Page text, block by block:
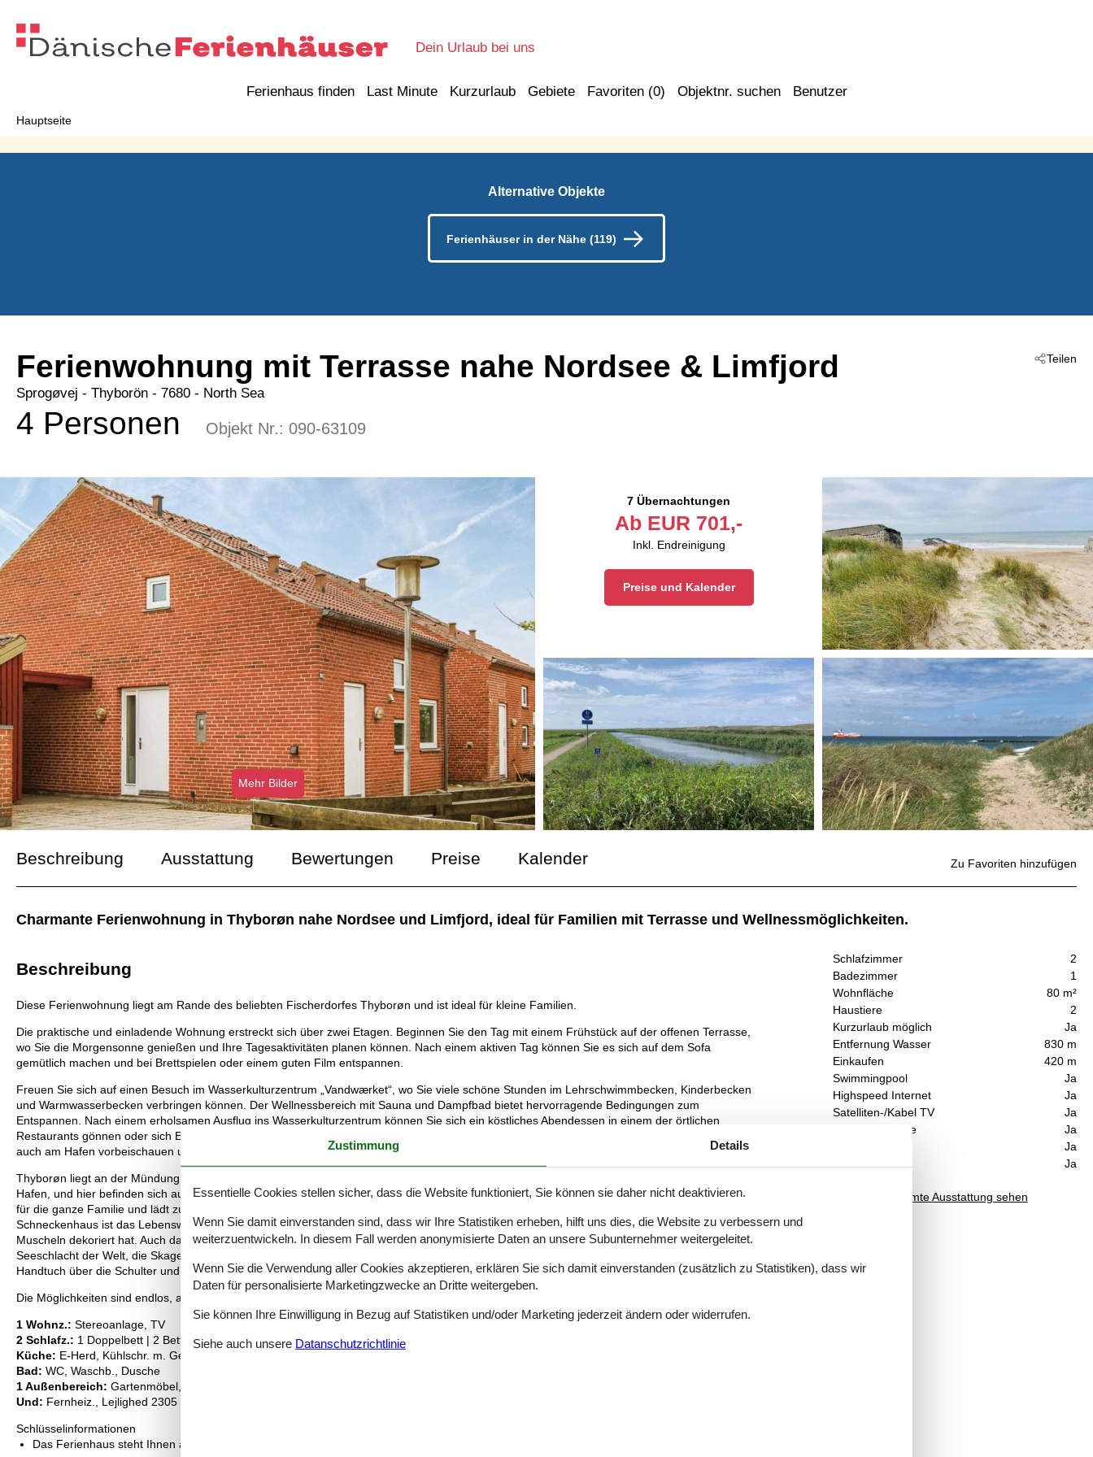
Dein Urlaub bei uns
Ferienhaus finden Last Minute Kurzurlaub Gebiete Favoriten (0) Objektnr. suchen Benutzer
Hauptseite
Alternative Objekte
Ferienhäuser in der Nähe (119)
Teilen
Ferienwohnung mit Terrasse nahe Nordsee & Limfjord
Sprogøvej - Thyborön - 7680 - North Sea
4 Personen Objekt Nr.: 090-63109
Mehr Bilder
7 Übernachtungen
Ab EUR 701,-
Inkl. Endreinigung
Preise und Kalender
Beschreibung Ausstattung Bewertungen Preise Kalender
Charmante Ferienwohnung in Thyborøn nahe Nordsee und Limfjord, ideal für Familien mit Terrasse und Wellnessmöglichkeiten.
Schlafzimmer
2
Badezimmer
1
Wohnfläche
80 m²
Haustiere
2
Kurzurlaub möglich
Ja
Entfernung Wasser
830 m
Einkaufen
420 m
Swimmingpool
Ja
Highspeed Internet
Ja
Satelliten-/Kabel TV
Ja
Waschmaschine
Ja
Ja
Nichtraucher
Ja
Gesamte Ausstattung sehen
Zu Favoriten hinzufügen
Beschreibung
Diese Ferienwohnung liegt am Rande des beliebten Fischerdorfes Thyborøn und ist ideal für kleine Familien.
Die praktische und einladende Wohnung erstreckt sich über zwei Etagen. Beginnen Sie den Tag mit einem Frühstück auf der offenen Terrasse,
wo Sie die Morgensonne genießen und Ihre Tagesaktivitäten planen können. Nach einem aktiven Tag können Sie es sich auf dem Sofa
gemütlich machen und bei Brettspielen oder einem guten Film entspannen.
Freuen Sie sich auf einen Besuch im Wasserkulturzentrum „Vandwærket“, wo Sie viele schöne Stunden im Lehrschwimmbecken, Kinderbecken
und Warmwasserbecken verbringen können. Der Wellnessbereich mit Sauna und Dampfbad bietet hervorragende Bedingungen zum
Entspannen. Nach einem erholsamen Ausflug ins Wasserkulturzentrum können Sie sich ein köstliches Abendessen in einem der örtlichen
Restaurants gönnen oder sich Essen zum Mitnehmen mit nach Hause nehmen und gutes Essen in Ihrer Ferienwohnung genießen. Sie können
auch am Hafen vorbeischauen und frischen Fisch kaufen, den Sie dann in die Pfanne nehmen können.
Thyborøn liegt an der Mündung des Limfjords in die Nordsee und ist somit sowohl dem Meer als auch dem Fjord nah. Die Stadt entstand am
Hafen, und hier befinden sich auch die meisten Sehenswürdigkeiten, Geschäfte und Restaurants. Ein Besuch im Jyllands Akvariet ist ein Muss
für die ganze Familie und lädt zu einer wunderlichen Unterwasserwelt ein. Hier können Sie einen Hai streicheln oder eine Krabbe halten. Das
Schneckenhaus ist das Lebenswerk eines Mannes, der ein ganzes Haus – innen und außen – mit Millionen von Schneckenhäusern und
Muscheln dekoriert hat. Auch das Seekriegsmuseum befindet sich am Hafen und bietet unter anderem einen guten Einblick in die größte
Seeschlacht der Welt, die Skagerrakschlacht im Ersten Weltkrieg. Wenn Sie Lust auf einen Strandausflug haben, werfen Sie einfach Ihr
Handtuch über die Schulter und gehen Sie zum langen weißen Sandstrand, der zum Spielen, Entspannen und Schwimmen einlädt.
Die Möglichkeiten sind endlos, aber eines ist sicher: Die frische Seeluft wird Ihnen rosige Wangen bescheren. Viel Spaß!
1 Wohnz.: Stereoanlage, TV
2 Schlafz.: 1 Doppelbett | 2 Betten
Küche: E-Herd, Kühlschr. m. Gefrierfach, Mikrow., Kaffeem., Waschm, Trockner
Bad: WC, Waschb., Dusche
1 Außenbereich: Gartenmöbel, Terrasse
Und: Fernheiz., Lejlighed 2305 m2 , Stadtgebiet
Schlüsselinformationen
Das Ferienhaus steht Ihnen am Anreisetag ab 16:00 Uhr zur Verfügung.
Zustimmung Details
Essentielle Cookies stellen sicher, dass die Website funktioniert, Sie können sie daher nicht deaktivieren.
Wenn Sie damit einverstanden sind, dass wir Ihre Statistiken erheben, hilft uns dies, die Website zu verbessern und
weiterzuentwickeln. In diesem Fall werden anonymisierte Daten an unsere Subunternehmer weitergeleitet.
Wenn Sie die Verwendung aller Cookies akzeptieren, erklären Sie sich damit einverstanden (zusätzlich zu Statistiken), dass wir
Daten für personalisierte Marketingzwecke an Dritte weitergeben.
Sie können Ihre Einwilligung in Bezug auf Statistiken und/oder Marketing jederzeit ändern oder widerrufen.
Siehe auch unsere Datanschutzrichtlinie